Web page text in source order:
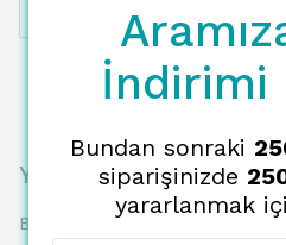
Yorumlar
Bu ürün için henüz yorum
İndirimi
Bundan sonraki
siparişinizde
yararlanmak